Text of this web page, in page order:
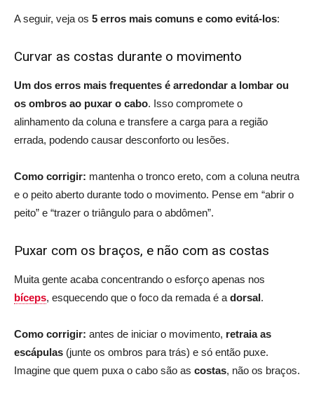
A seguir, veja os 5 erros mais comuns e como evitá-los:
Curvar as costas durante o movimento
Um dos erros mais frequentes é arredondar a lombar ou
os ombros ao puxar o cabo. Isso compromete o
alinhamento da coluna e transfere a carga para a região
errada, podendo causar desconforto ou lesões.
Como corrigir: mantenha o tronco ereto, com a coluna neutra
e o peito aberto durante todo o movimento. Pense em “abrir o
peito” e “trazer o triângulo para o abdômen”.
Puxar com os braços, e não com as costas
Muita gente acaba concentrando o esforço apenas nos
bíceps, esquecendo que o foco da remada é a dorsal.
Como corrigir: antes de iniciar o movimento, retraia as
escápulas (junte os ombros para trás) e só então puxe.
Imagine que quem puxa o cabo são as costas, não os braços.